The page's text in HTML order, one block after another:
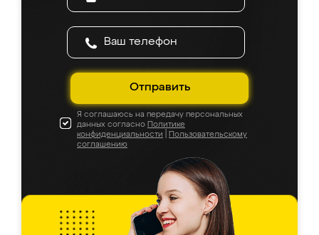
Отправить
Я соглашаюсь на передачу персональных
данных согласно Политике
конфиденциальности
Пользовательскому
соглашению